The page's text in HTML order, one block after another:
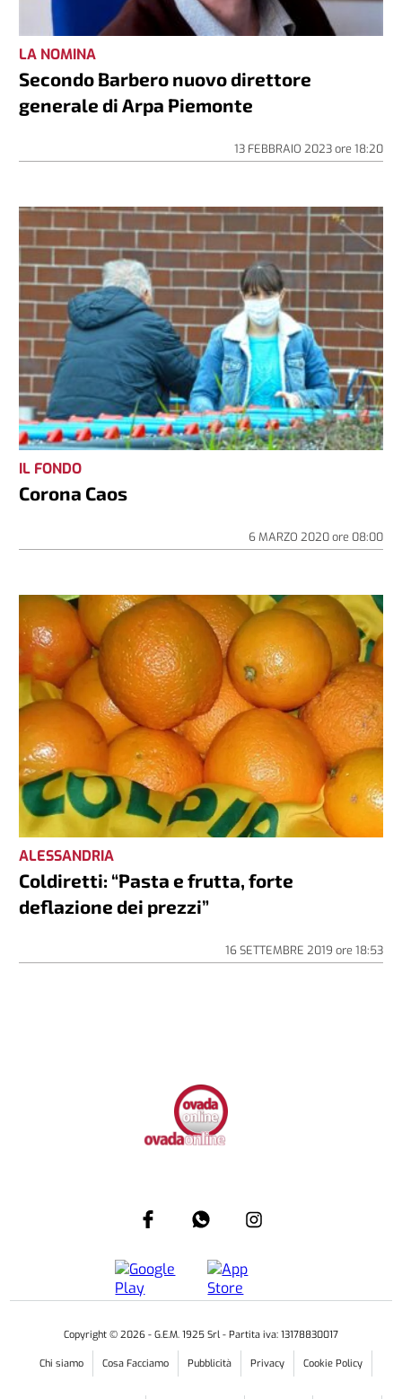
LA NOMINA
Secondo Barbero nuovo direttore
generale di Arpa Piemonte
13 FEBBRAIO 2023ore 18:20
IL FONDO
Corona Caos
6 MARZO 2020ore 08:00
ALESSANDRIA
Coldiretti: “Pasta e frutta, forte
deflazione dei prezzi”
16 SETTEMBRE 2019 ore 18:53
Copyright © 2026 - G.E.M. 1925 Srl - Partita iva: 13178830017
Chi siamo Cosa Facciamo Pubblicità Privacy Cookie Policy